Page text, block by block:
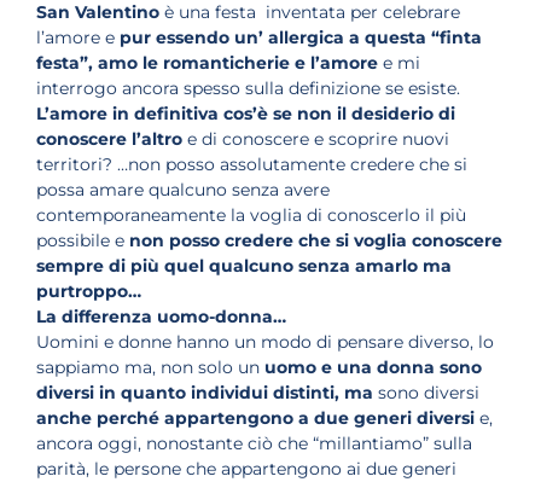
San Valentino è una festa inventata per celebrare
l’amore e pur essendo un’ allergica a questa “finta
festa”, amo le romanticherie e l’amore e mi
interrogo ancora spesso sulla definizione se esiste.
L’amore in definitiva cos’è se non il desiderio di
conoscere l’altro e di conoscere e scoprire nuovi
territori? …non posso assolutamente credere che si
possa amare qualcuno senza avere
contemporaneamente la voglia di conoscerlo il più
possibile e non posso credere che si voglia conoscere
sempre di più quel qualcuno senza amarlo ma
purtroppo…
La differenza uomo-donna…
Uomini e donne hanno un modo di pensare diverso, lo
sappiamo ma, non solo un uomo e una donna sono
diversi in quanto individui distinti, ma sono diversi
anche perché appartengono a due generi diversi e,
ancora oggi, nonostante ciò che “millantiamo” sulla
parità, le persone che appartengono ai due generi